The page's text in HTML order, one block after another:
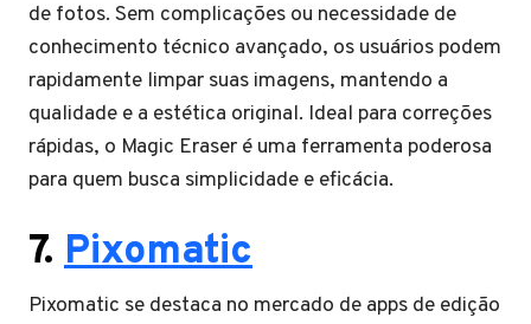
de fotos. Sem complicações ou necessidade de
conhecimento técnico avançado, os usuários podem
rapidamente limpar suas imagens, mantendo a
qualidade e a estética original. Ideal para correções
rápidas, o Magic Eraser é uma ferramenta poderosa
para quem busca simplicidade e eficácia.
7. Pixomatic
Pixomatic se destaca no mercado de apps de edição